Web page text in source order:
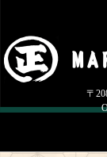
〒
定休日：
closed on